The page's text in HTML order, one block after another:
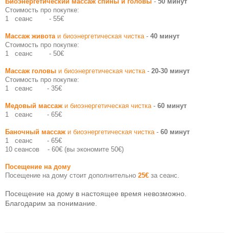
Биоэнергетический массаж спины и головы - 50 минут
Стоимость про покупке:
1 сеанс - 55€
Массаж живота и биоэнергетическая чистка - 40 минут
Стоимость про покупке:
1 сеанс - 50€
Массаж головы и биоэнергетическая чистка- 20-30 минут
Стоимость про покупке:
1 сеанс - 35€
Медовый массаж и биоэнергетическая чистка- 60 минут
1 сеанс - 65€
Баночный массаж и биоэнергетическая чистка- 60 минут
1 сеанс - 65€
10 сеансов - 60€ (вы экономите 50€)
Посещение на дому
Посещение на дому стоит дополнительно 25€ за сеанс.
Посещение на дому в настоящее время невозможно.
Благодарим за понимание.